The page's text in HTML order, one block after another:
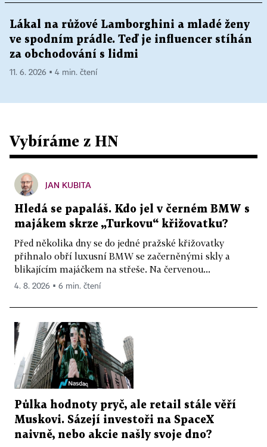
Lákal na růžové Lamborghini a mladé ženy
ve spodním prádle. Teď je influencer stíhán
za obchodování s lidmi
11. 6. 2026 ▪ 4 min. čtení
Vybíráme z HN
JAN KUBITA
Hledá se papaláš. Kdo jel v černém BMW s
majákem skrze „Turkovu“ křižovatku?
Před několika dny se do jedné pražské křižovatky
přihnalo obří luxusní BMW se začerněnými skly a
blikajícím majáčkem na střeše. Na červenou...
4. 8. 2026 ▪ 6 min. čtení
Půlka hodnoty pryč, ale retail stále věří
Muskovi. Sázejí investoři na SpaceX
naivně, nebo akcie našly svoje dno?